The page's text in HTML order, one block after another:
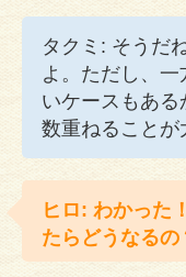
タクミ: そうだ
よ。ただし、
いケースもあ
数重ねることが
ヒロ: わかった
たらどうなるの